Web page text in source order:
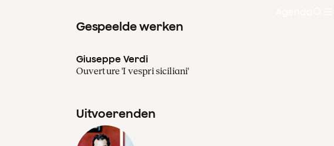
Gespeelde werken
Giuseppe Verdi
Ouverture 'I vespri siciliani'
Uitvoerenden